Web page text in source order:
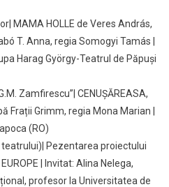
MAMA HOLLE de Veres András,
T. Anna, regia Somogyi Tamás |
Harag György-Teatrul de Păpuși
Zamfirescu”| CENUȘĂREASA,
Frații Grimm, regia Mona Marian |
(RO)
Pezentarea proiectului
| Invitat: Alina Nelega,
profesor la Universitatea de